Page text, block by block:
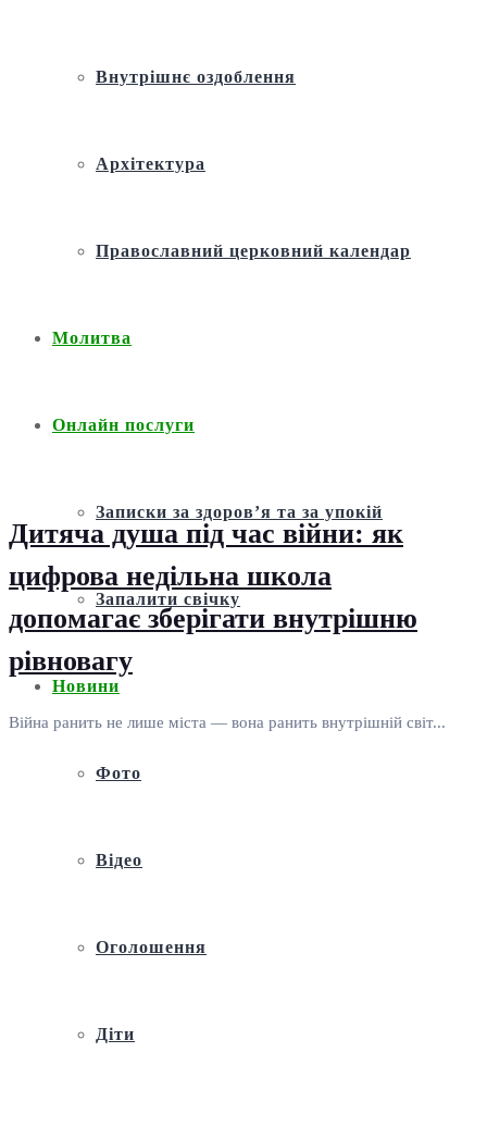
Внутрішнє оздоблення
Архітектура
Православний церковний календар
Молитва
Онлайн послуги
Записки за здоров’я та за упокій
Запалити свічку
Новини
Фото
Відео
Оголошення
Діти
Дитяча душа під час війни: як
цифрова недільна школа
допомагає зберігати внутрішню
рівновагу
Війна ранить не лише міста — вона ранить внутрішній світ...